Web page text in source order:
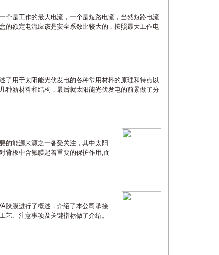
个是工作的最大电流，一个是短路电流，当然短路电流
的额定电流应该是安全系数比较大的，按照最大工作电
了用于太阳能光伏发电的各种常用材料的原理和特点以
种新材料和结构，最后就太阳能光伏发电的前景做了分
的能源来源之一备受关注，其中太阳
背板中含氟膜起着重要的保护作用,而
胶膜进行了概述，介绍了本公司承接
艺、注意事项及关键指标做了介绍。